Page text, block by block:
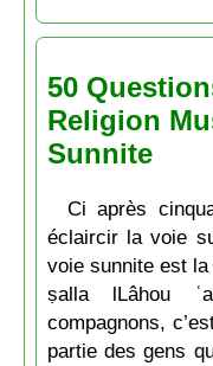
50
Religion
Sunnite
Ci après
éclaircir la voie
voie sunnite est
ṣalla lLâhou
compagnons,
partie des gens